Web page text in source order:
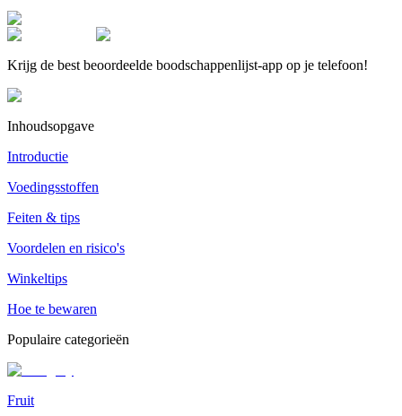
Krijg de best beoordeelde boodschappenlijst-app op je telefoon!
Inhoudsopgave
Introductie
Voedingsstoffen
Feiten & tips
Voordelen en risico's
Winkeltips
Hoe te bewaren
Populaire categorieën
Fruit